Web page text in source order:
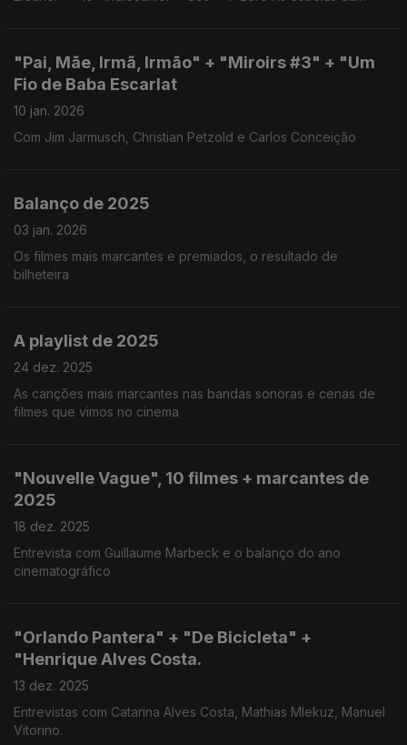
"Pai, Mãe, Irmã, Irmão" + "Miroirs #3" + "Um
Fio de Baba Escarlat
10 jan. 2026
Com Jim Jarmusch, Christian Petzold e Carlos Conceição
Balanço de 2025
03 jan. 2026
Os filmes mais marcantes e premiados, o resultado de
bilheteira
A playlist de 2025
24 dez. 2025
As canções mais marcantes nas bandas sonoras e cenas de
filmes que vimos no cinema
"Nouvelle Vague", 10 filmes + marcantes de
2025
18 dez. 2025
Entrevista com Guillaume Marbeck e o balanço do ano
cinematográfico
"Orlando Pantera" + "De Bicicleta" +
"Henrique Alves Costa.
13 dez. 2025
Entrevistas com Catarina Alves Costa, Mathias Mlekuz, Manuel
Vitorino.